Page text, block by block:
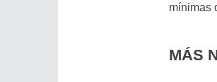
mínimas
MÁS